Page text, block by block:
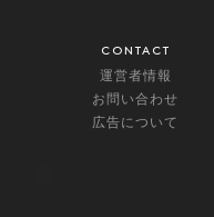
CONTACT
運営者情報
お問い合わせ
広告について